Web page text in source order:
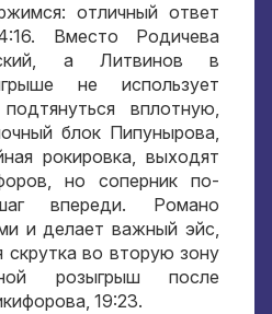
отличный ответ
Вместо Родичева
а Литвинов в
не использует
вплотную,
блок Пипунырова,
рокировка, выходят
но соперник по-
впереди. Романо
и делает важный эйс,
скрутка во вторую зону
розыгрыш после
19:23.